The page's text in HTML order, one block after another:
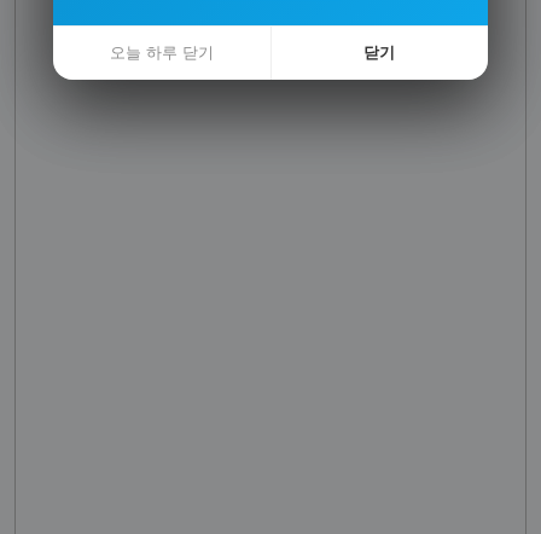
오늘 하루 닫기 닫기
오늘 하루 닫기 닫기